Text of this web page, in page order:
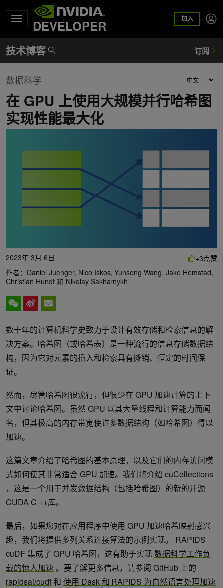
DEVELOPER 加入
数据科学
在 GPU 上使用大规模并行哈希图
实现性能最大化
2023年 3月 6日
作者： Daniel Juenger, Nico Iskos, Yunsong Wang, Jake Hemstad,
Christian Hundt 和 Nikolay Sakharnykh
+3点赞
数十年的计算机科学史致力于设计有效存储和检索信息的解
决方案。哈希图（或哈希表）是一种流行的信息存储数据结
构，因为它对元素的插入和检索具有摊销、恒定的时间保
证。
然而，尽管哈希图很流行，但很少在 GPU 加速计算的上下
文中讨论哈希图。虽然 GPU 以其大量线程和计算能力而闻
名，但其极高的内存带宽使许多数据结构（如哈希图）得以
加速。
这篇文章介绍了哈希图的基本原理，以及它们的内存访问模
式如何使其非常适合 GPU 加速。我们将介绍 cuCollections
，这是一个用于并发数据结构（包括哈希图）的新的开源
CUDA C ++库。
最后，如果您对在应用程序中使用 GPU 加速哈希映射感兴
趣，我们将提供多列关系连接算法的示例实现。 RAPIDS
cuDF 集成了 GPU 哈希图，这有助于实现 数据科学工作负
载的惊人加速 。要了解更多信息，请参阅 GitHub 上的
rapidsai/cudf和 使用 Dask 和 RAPIDS 为自然语言处理加速